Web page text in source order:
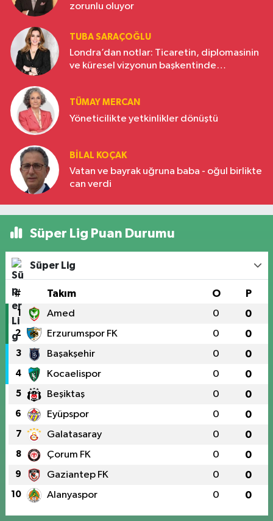
zorunlu oluyor
TUBA SARAÇOĞLU
Londra’dan notlar: Ticaretin, diplomasinin
ve küresel vizyonun başkentinde
TÜMAY MERCAN
Yöneticilikte yetkinlikler dönüştü
BILAL KOÇAK
Vatan ve bayrak uğruna baba - oğul birlikte
can verdi
Süper Lig Puan Durumu
Süper Lig
# Takım O P
1 Amed 0 0
2 Erzurumspor FK 0 0
3 Başakşehir 0 0
4 Kocaelispor 0 0
5 Beşiktaş 0 0
6 Eyüpspor 0 0
7 Galatasaray 0 0
8 Çorum FK 0 0
9 Gaziantep FK 0 0
10 Alanyaspor 0 0